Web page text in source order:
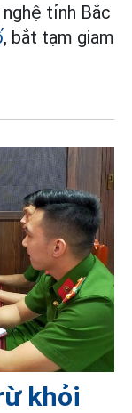
tỉnh Bắc
, bắt tạm giam
khỏi